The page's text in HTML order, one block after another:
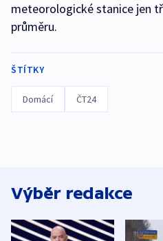
meteorologické stanice jen
průměru.
ŠTÍTKY
Domácí ČT24
Výběr redakce